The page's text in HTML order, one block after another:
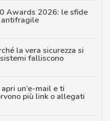
Awards 2026: le sfide
la vera sicurezza si
falliscono
un’e-mail e ti
più link o allegati